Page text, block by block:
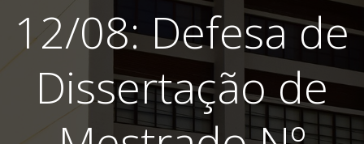
12/08: Defesa de
Dissertação de